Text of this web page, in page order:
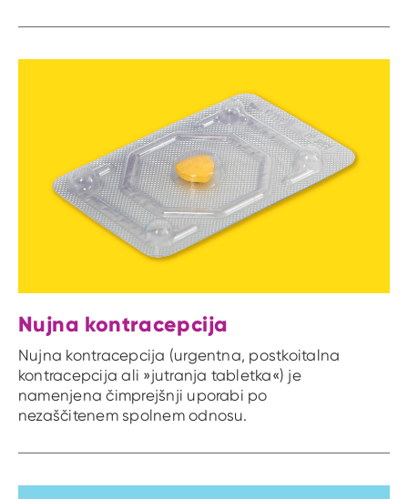
Nujna kontracepcija
Nujna kontracepcija (urgentna, postkoitalna
kontracepcija ali »jutranja tabletka«) je
namenjena čimprejšnji uporabi po
nezaščitenem spolnem odnosu.